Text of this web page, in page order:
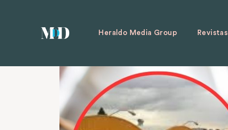
Heraldo Media Group Revistas